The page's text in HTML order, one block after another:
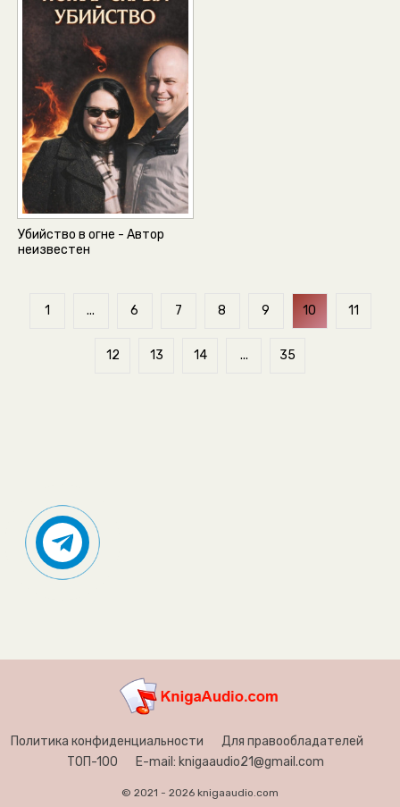
Убийство в огне - Автор
неизвестен
1 ... 6 7 8 9 10 11
12 13 14 ... 35
Политика конфиденциальности
Для правообладателей
ТОП-100
E-mail: knigaaudio21@gmail.com
© 2021 - 2026 knigaaudio.com